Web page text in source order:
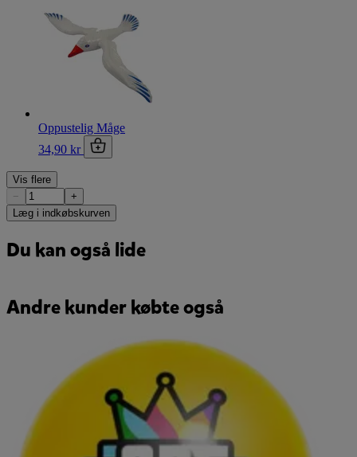
Oppustelig Måge
34,90 kr
Vis flere
−
+
Læg i indkøbskurven
Du kan også lide
Andre kunder købte også